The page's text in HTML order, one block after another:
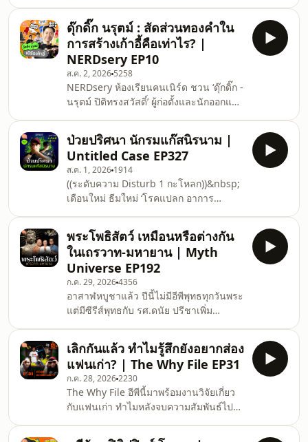
ไหน แล้วเคยทำมันสำเร็จมั้ย มาแชร์กันนะ
สามารถทำเงินจนแซงหน้าหนังใหญ่ในโรง
ได้อย่างไร? งบประมาณในการถ่ายทำ
ละคร 1 เรื่องอยู่ที่เท่าไร?&nbsp; มูลค่าการ
ตลาดของอุตสาหกรรมนี้จะไปไกลได้แค่
ไหน? และแพลตฟอร์มไหนใครคือผู้ชนะตัว
จริง! #SalmonPodcast⁠
#TOLDMETHEMONEY #ละครแนวตั้ง #ซี
รีส์จีน #ละครคุณธรรม #ละครจีนแนวตั้ง
ติดต่อโฆษณาไ
ดุ๊กดิ๊ก นรุตม์ : สัดส่วนทองคำใน
การสร้างเก้าอี้คือเท่าไร? |
NERDsery EP10
ส.ค. 2, 2026 5258
NERDsery ห้องเรียนคนเนิร์ด ชวน ‘ดุ๊กดิ๊ก -
นรุตม์ ปิติทรงสวัสดิ์’ ผู้ก่อตั้งและนักออกแบบ
เฟอร์นิเจอร์ “เก้าอี้” ตั้งแต่วิธีการสร้าง /
การกำหนดสัดส่วนกว้างxยาวxสูง / เคสเก้า
อี้แปลกๆ จากทั่วโลก / เรื่องเล่าเนิร์ดๆ เชิง
ศิลปะงานดีไซน์ ประวัติศาสตร์ และ
นวัตกรรม ไปฟังคำตอบสนุกๆ จากความ
หลงใหลในเก้าอี้กัน!&nbsp;
#SalmonPodcast #NERDsery #ห้องเรียน
คนเนิร์ด #เก้าอี้ #flo
ป่วยปริศนา นักรมแก๊สนิรนาม |
Untitled Case EP327
ส.ค. 1, 2026 1914
((ระดับความ Disturb 1 กะโหลก))&nbsp;
เดือนใหม่ ธีมใหม่ ‘โรคแปลก อาการ
ธัญนำเอาเรื่องที่เกิดขึ้นในเมืองแมตตูน รัฐ
อิลลินอยส์ สหรัฐอเมริกา ในช่วงกลาง
ทศวรรษที่ 40 เมืองประชาชนในเมืองเกิด
อาการวิงเวียนศีรษะ อาเจียน หลายสิบราย
โดยก่อนเกิดอาการมีรายงานว่าชาวเมือง
กลิ่นหวานๆ แปลกๆ ก่อนอาเจียน นี่นำมา
ซึ่งทฤษฎีสมคบคิดว่ามีชายปริศนาก่อเหตุรม
แก๊สคนในเมือง และได้ฉายา
พระโพธิสัตว์ เหมือนหรือต่างกัน
ในเถรวาท-มหายาน | Myth
Universe EP192
ก.ค. 29, 20264356
อาสาฬหบูชาแล้ว ปีนี้ไม่มีอีพีพุทธทุกวันพระ
แต่มีซีรีส์พุทธกับ รศ.ดนัย ปรีชาเพิ่ม
วณิช ที่ชวนกันมาถกเรื่องเถรวาทและ
มหายานในมุมวิชาการ เริ่มอีพีแรก เจาะ
ประเด็นไปที่ ‘พระโพธิสัตว์’ ก่อน ว่าผู้ที่ตั้งใจ
บำเพ็ญเพียรเพื่อเป็นพระพุทธเจ้านี้ มีสถานะ
และความหมายเหมือนหรือต่างกันอย่างไร
ไหม ในทางเถรวาทและมหายาน และเหตุ
ใดคติพระโพธิสัตว์จึงเติบโตอย่างมากใน
เลิกกันแล้ว ทำไมรู้สึกยังอยากส่อง
แฟนเก่า? | The Why File EP31
ก.ค. 28, 20262230
The Why File อีพีนี้มาพร้อมงานวิจัยเกี่ยว
กับแฟนเก่า ทำไมหลังจบความสัมพันธ์ไป
เคลื่อนไหวของอีกฝ่ายนะ? งานวิจัยอธิบาย